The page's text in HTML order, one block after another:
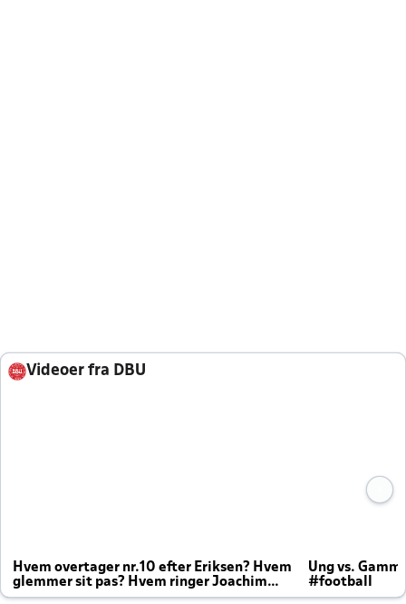
Videoer fra DBU
Hvem overtager nr.10 efter Eriksen? Hvem
glemmer sit pas? Hvem ringer Joachim
altid til efter kampe?
Ung vs.
#football